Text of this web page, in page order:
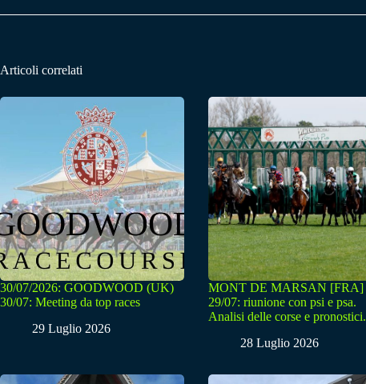
Articoli correlati
30/07/2026: GOODWOOD (UK)
30/07: Meeting da top races
29 Luglio 2026
MONT DE MARSAN [FRA]
29/07: riunione con psi e psa.
Analisi delle corse e pronostici.
28 Luglio 2026